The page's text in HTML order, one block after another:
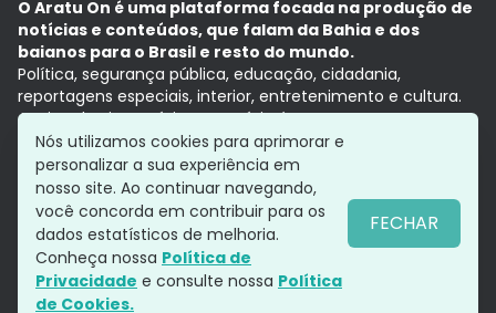
O Aratu On é uma plataforma focada na produção de
notícias e conteúdos, que falam da Bahia e dos
baianos para o Brasil e resto do mundo.
Política, segurança pública, educação, cidadania,
reportagens especiais, interior, entretenimento e cultura.
Aqui, tudo vira notícia e a notícia é no tempo presente,
com a credibilidade do Grupo Aratu.
Grupo Aratu
Política de privacidade
Siga-nos
Nós utilizamos cookies para aprimorar e
personalizar a sua experiência em
nosso site. Ao continuar navegando,
você concorda em contribuir para os
dados estatísticos de melhoria.
Conheça nossa Política de
Privacidade e consulte nossa Política
de Cookies.
FECHAR